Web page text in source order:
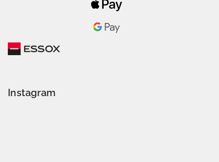
Instagram